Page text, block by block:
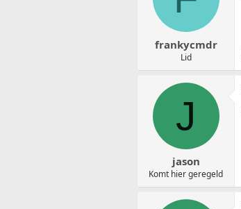
e
d
a
u
frankycmdr
Lid
J
jason
Komt hier geregeld